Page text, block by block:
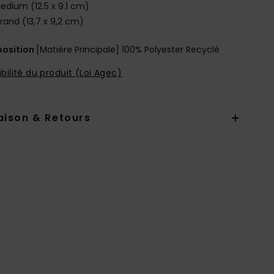
(12.5 x 9.1 cm)
(13,7 x 9,2 cm)
[Matière Principale] 100% Polyester Recyclé
du produit (Loi Agec)
& Retours